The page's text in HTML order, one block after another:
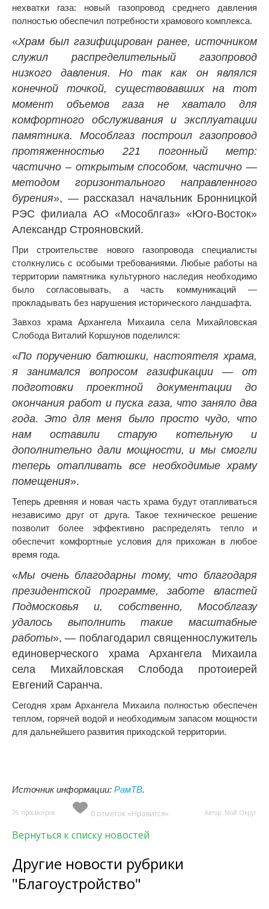
нехватки газа: новый газопровод среднего давления
полностью обеспечил потребности храмового комплекса.
«Храм был газифицирован ранее, источником
служил распределительный газопровод
низкого давления. Но так как он являлся
конечной точкой, существовавших на тот
момент объемов газа не хватало для
комфортного обслуживания и эксплуатации
памятника. Мособлгаз построил газопровод
протяженностью 221 погонный метр:
частично – открытым способом, частично —
методом горизонтального направленного
бурения», — рассказал начальник Бронницкой
РЭС филиала АО «Мособлгаз» «Юго-Восток»
Александр Строяновский.
При строительстве нового газопровода специалисты
столкнулись с особыми требованиями. Любые работы на
территории памятника культурного наследия необходимо
было согласовывать, а часть коммуникаций —
прокладывать без нарушения исторического ландшафта.
Завхоз храма Архангела Михаила села Михайловская
Слобода Виталий Коршунов поделился:
«По поручению батюшки, настоятеля храма,
я занимался вопросом газификации — от
подготовки проектной документации до
окончания работ и пуска газа, что заняло два
года. Это для меня было просто чудо, что
нам оставили старую котельную и
дополнительно дали мощности, и мы смогли
теперь отапливать все необходимые храму
помещения».
Теперь древняя и новая часть храма будут отапливаться
независимо друг от друга. Такое техническое решение
позволит более эффективно распределять тепло и
обеспечит комфортные условия для прихожан в любое
время года.
«Мы очень благодарны тому, что благодаря
президентской программе, заботе властей
Подмосковья и, собственно, Мособлгазу
удалось выполнить такие масштабные
работы», — поблагодарил священнослужитель
единоверческого храма Архангела Михаила
села Михайловская Слобода протоиерей
Евгений Саранча.
Сегодня храм Архангела Михаила полностью обеспечен
теплом, горячей водой и необходимым запасом мощности
для дальнейшего развития приходской территории.
Источник информации: РамТВ.
76 просмотров 0 отметок «Нравится» Автор: Мой Округ
Вернуться к списку новостей
Другие новости рубрики
"Благоустройство"